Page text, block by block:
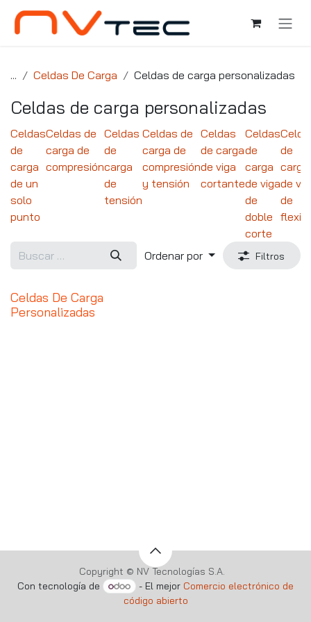
Ir al contenido
... Celdas De Carga Celdas de carga personalizadas
Celdas de carga personalizadas
Celdas
de
carga
de un
solo
punto
Celdas de
carga de
compresión
Celdas
de
carga
de
tensión
Celdas de
carga de
compresión
y tensión
Celdas
de carga
de viga
cortante
Celdas
de
carga
de viga
de
doble
corte
de
carga
de
de
Ordenar por Filtros
Celdas De Carga
Personalizadas
Copyright © NV Tecnologías S.A.
Con tecnología de
- El mejor Comercio electrónico de
código abierto